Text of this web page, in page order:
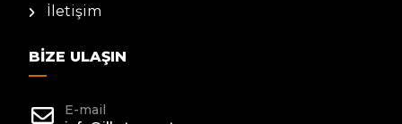
İletişim
BIZE ULAŞIN
E-mail